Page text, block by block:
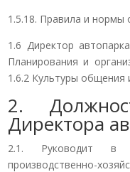
1.5.18. Правила и нормы
1.6 Директор
Планирования и
1.6.2 Культуры общения
2.
Директора
2.1. Руководит в
производственно-